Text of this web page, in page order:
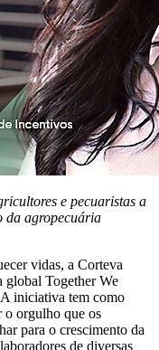
e pecuaristas a
da agropecuária
vidas, a Corteva
global Together We
iniciativa tem como
o orgulho que os
para o crescimento da
de diversas